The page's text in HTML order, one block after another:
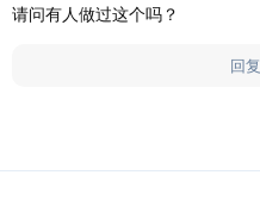
请问有人做过这个吗？
回复